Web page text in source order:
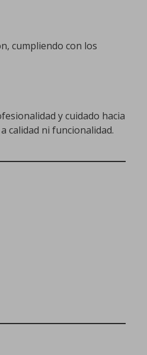
cumpliendo con los
y cuidado hacia
calidad ni funcionalidad.